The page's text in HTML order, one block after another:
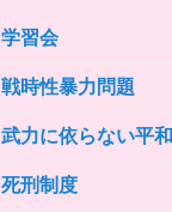
学習会
戦時性暴力問題
武力に依らない平和
死刑制度